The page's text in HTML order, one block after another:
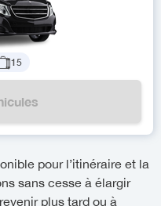
15
pour l’itinéraire et la
sans cesse à élargir
plus tard ou à